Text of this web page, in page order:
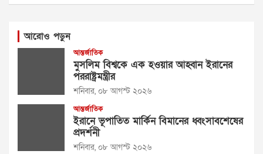
আরোও পড়ুন
আন্তর্জাতিক
মুসলিম বিশ্বকে এক হওয়ার আহ্বান ইরানের
পররাষ্ট্রমন্ত্রীর
শনিবার, ০৮ আগস্ট ২০২৬
আন্তর্জাতিক
ইরানে ভূপাতিত মার্কিন বিমানের ধ্বংসাবশেষের
প্রদর্শনী
শনিবার, ০৮ আগস্ট ২০২৬